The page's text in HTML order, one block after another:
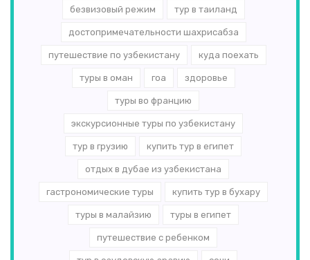
безвизовый режим тур в таиланд
достопримечательности шахрисабза
путешествие по узбекистану куда поехать
туры в оман гоа здоровье
туры во францию
экскурсионные туры по узбекистану
тур в грузию купить тур в египет
отдых в дубае из узбекистана
гастрономические туры купить тур в бухару
туры в малайзию туры в египет
путешествие с ребенком